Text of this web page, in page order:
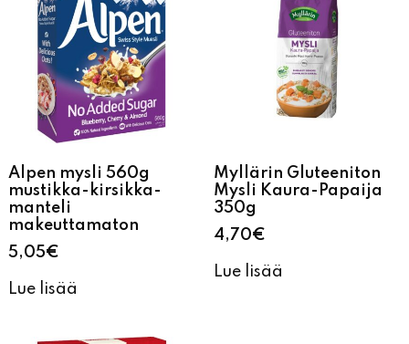
Alpen mysli 560g
mustikka-kirsikka-
manteli
makeuttamaton
5,05€
Lue lisää
Myllärin Gluteeniton
Mysli Kaura-Papaija
350g
4,70€
Lue lisää